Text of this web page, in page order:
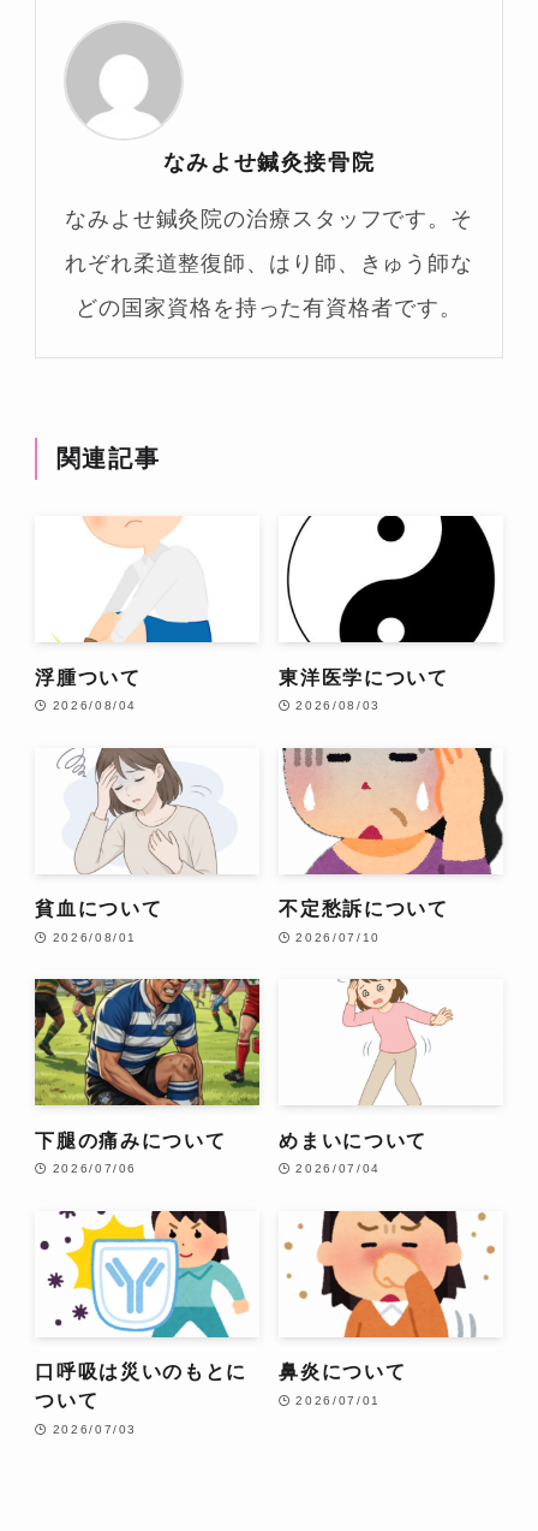
なみよせ鍼灸接骨院
なみよせ鍼灸院の治療スタッフです。そ
れぞれ柔道整復師、はり師、きゅう師な
どの国家資格を持った有資格者です。
関連記事
浮腫ついて
2026/08/04
東洋医学について
2026/08/03
貧血について
2026/08/01
不定愁訴について
2026/07/10
下腿の痛みについて
2026/07/06
めまいについて
2026/07/04
口呼吸は災いのもとに
ついて
2026/07/03
鼻炎について
2026/07/01